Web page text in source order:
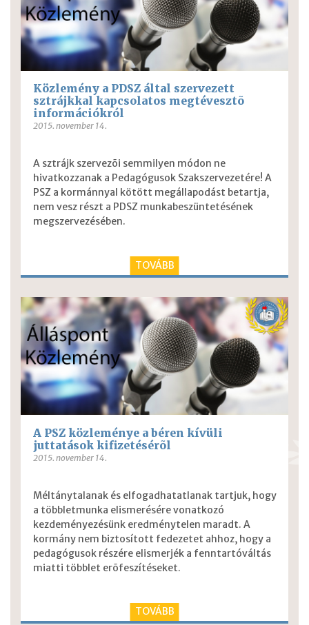
Közlemény a PDSZ által szervezett
sztrájkkal kapcsolatos megtévesztõ
információkról
2015. november 14.
A sztrájk szervezõi semmilyen módon ne
hivatkozzanak a Pedagógusok Szakszervezetére! A
PSZ a kormánnyal kötött megállapodást betartja,
nem vesz részt a PDSZ munkabeszüntetésének
megszervezésében.
TOVÁBB
A PSZ közleménye a béren kívüli
juttatások kifizetésérõl
2015. november 14.
Méltánytalanak és elfogadhatatlanak tartjuk, hogy
a többletmunka elismerésére vonatkozó
kezdeményezésünk eredménytelen maradt. A
kormány nem biztosított fedezetet ahhoz, hogy a
pedagógusok részére elismerjék a fenntartóváltás
miatti többlet erõfeszítéseket.
TOVÁBB